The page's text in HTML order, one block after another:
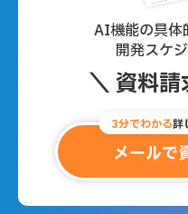
AI機能の具体
開発スケ
＼ 資料
3分でわかる詳
メールで